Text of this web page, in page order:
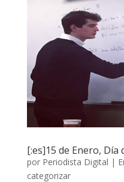
[:es]15 de Enero, Día
por Periodista Digital |
categorizar